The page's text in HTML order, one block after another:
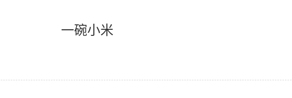
一碗小米